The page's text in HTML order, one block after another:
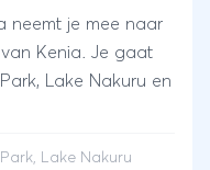
neemt je mee naar
Kenia. Je gaat
Lake Nakuru en
, Lake Nakuru